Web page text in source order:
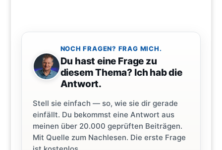
NOCH FRAGEN? FRAG MICH.
Du hast eine Frage zu
diesem Thema? Ich hab die
Antwort.
Stell sie einfach — so, wie sie dir gerade
einfällt. Du bekommst eine Antwort aus
meinen über 20.000 geprüften Beiträgen.
Mit Quelle zum Nachlesen. Die erste Frage